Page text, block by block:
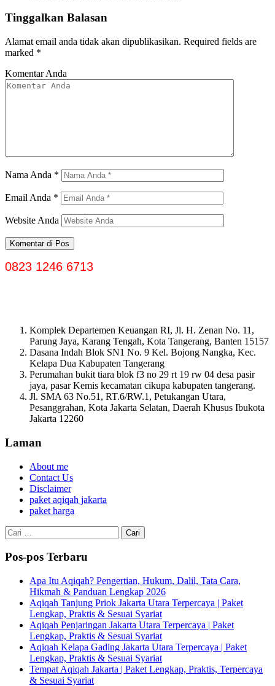
Tinggalkan Balasan
Alamat email anda tidak akan dipublikasikan. Required fields are
marked *
Komentar Anda
Nama Anda *
Email Anda *
Website Anda
0823 1246 6713
Komplek Departemen Keuangan RI, Jl. H. Zenan No. 11,
Parung Jaya, Karang Tengah, Kota Tangerang, Banten 15157
Dasana Indah Blok SN1 No. 9 Kel. Bojong Nangka, Kec.
Kelapa Dua Kabupaten Tangerang
Perumahan bukit tiara blok f3 no 29 rt 19 rw 04 desa pasir
jaya, pasar Kemis kecamatan cikupa kabupaten tangerang.
Jl. SMA 63 No.51, RT.6/RW.1, Petukangan Utara,
Pesanggrahan, Kota Jakarta Selatan, Daerah Khusus Ibukota
Jakarta 12260
Laman
About me
Contact Us
Disclaimer
paket aqiqah jakarta
paket harga
Cari
untuk:
Pos-pos Terbaru
Apa Itu Aqiqah? Pengertian, Hukum, Dalil, Tata Cara,
Hikmah & Panduan Lengkap 2026
Aqiqah Tanjung Priok Jakarta Utara Terpercaya | Paket
Lengkap, Praktis & Sesuai Syariat
Aqiqah Penjaringan Jakarta Utara Terpercaya | Paket
Lengkap, Praktis & Sesuai Syariat
Aqiqah Kelapa Gading Jakarta Utara Terpercaya | Paket
Lengkap, Praktis & Sesuai Syariat
Tempat Aqiqah Jakarta | Paket Lengkap, Praktis, Terpercaya
& Sesuai Syariat